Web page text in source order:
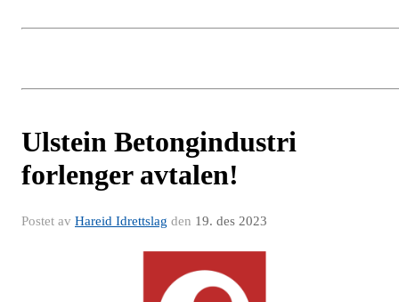
Ulstein Betongindustri
forlenger avtalen!
Postet av Hareid Idrettslag den 19. des 2023